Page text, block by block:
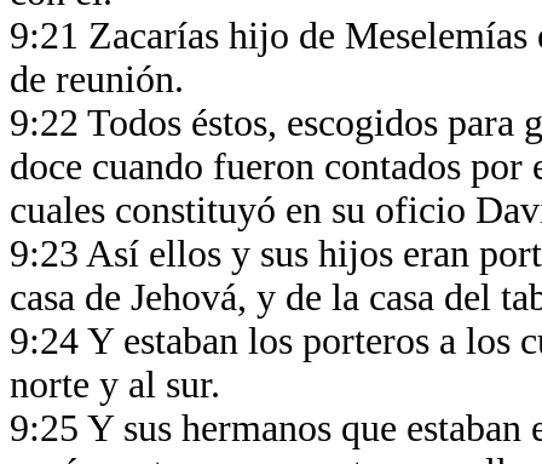
9:21 Zacarías hijo de
de reunión.
9:22 Todos éstos, escogidos para
doce cuando fueron contados por
cuales constituyó en su oficio
9:23 Así ellos y sus hijos eran
casa de Jehová, y de la casa del
9:24 Y estaban los porteros a los
norte y al sur.
9:25 Y sus hermanos que estaban